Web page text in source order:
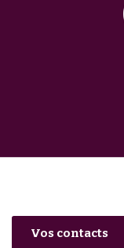
Vos contacts